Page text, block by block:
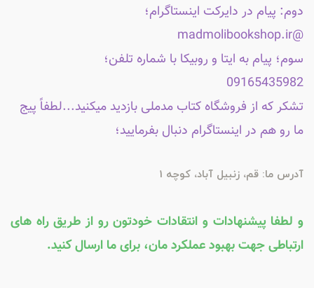
دوم: پیام در دایرکت اینستاگرام؛
@madmolibookshop.ir
سوم؛ پیام به ایتا و روبیکا با شماره تلفن؛
09165435982
تشکر که از فروشگاه کتاب مدملی بازدید میکنید...لطفاً پیج
ما رو هم در اینستاگرام دنبال بفرمایید؛
آدرس ما: قم، زنبیل آباد، کوچه 1
و لطفا پیشنهادات و انتقادات خودتون رو از طریق راه های
ارتباطی جهت بهبود عملکرد مان، برای ما ارسال کنید.